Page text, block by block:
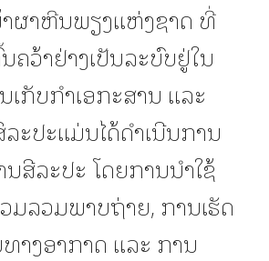
ຜາຫີນພຽງແຫ່ງຊາດ ທີ່
ວ້າຢ່າງເປັນລະບົບຢູ່ໃນ
ເກັບກໍາເອກະສານ ແລະ
ະປະແມ່ນໄດ້ດໍາເນີນການ
ສີລະປະ ໂດຍການນໍາໃຊ້
ມລວມພາບຖ່າຍ, ການເຮັດ
າງອາກາດ ແລະ ການ